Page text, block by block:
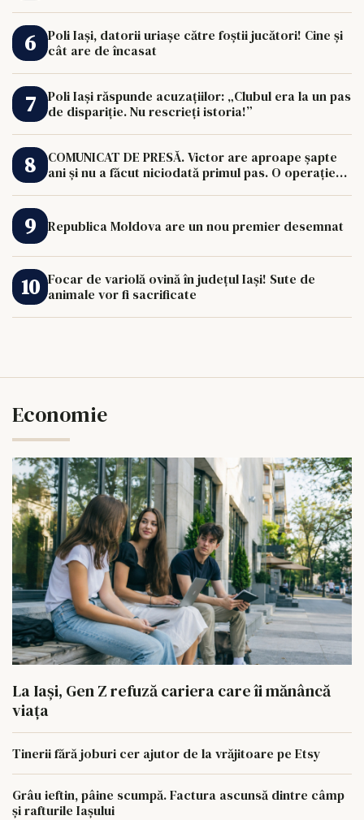
Poli Iași, datorii uriașe către foștii jucători! Cine și
cât are de încasat
Poli Iași răspunde acuzațiilor: „Clubul era la un pas
de dispariție. Nu rescrieți istoria!”
COMUNICAT DE PRESĂ. Victor are aproape șapte
ani și nu a făcut niciodată primul pas. O operație
Republica Moldova are un nou premier desemnat
Focar de variolă ovină în județul Iași! Sute de
animale vor fi sacrificate
Economie
La Iași, Gen Z refuză cariera care îi mănâncă
viața
Tinerii fără joburi cer ajutor de la vrăjitoare pe Etsy
Grâu ieftin, pâine scumpă. Factura ascunsă dintre câmp
și rafturile Iașului